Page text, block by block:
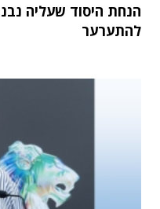
הנחת היסוד שעליה
להתערער